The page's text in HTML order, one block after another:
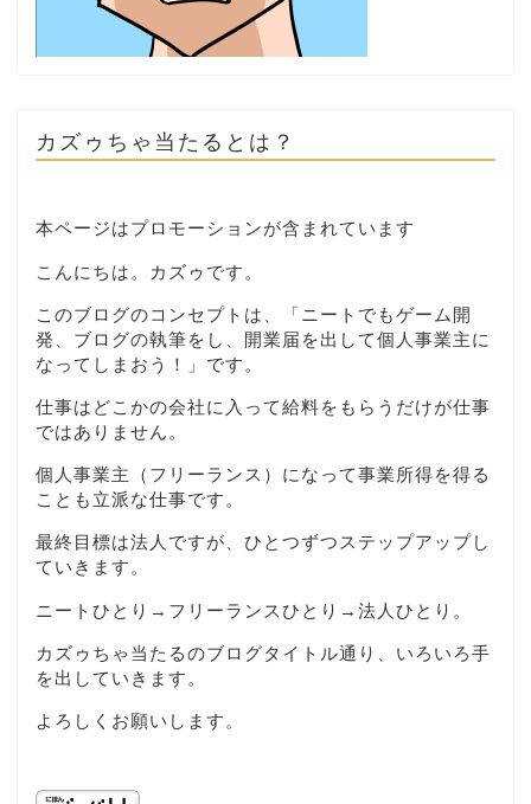
カズゥちゃ当たるとは？
本ページはプロモーションが含まれています
こんにちは。カズゥです。
このブログのコンセプトは、「ニートでもゲーム開
発、ブログの執筆をし、開業届を出して個人事業主に
なってしまおう！」です。
仕事はどこかの会社に入って給料をもらうだけが仕事
ではありません。
個人事業主（フリーランス）になって事業所得を得る
ことも立派な仕事です。
最終目標は法人ですが、ひとつずつステップアップし
ていきます。
ニートひとり→フリーランスひとり→法人ひとり。
カズゥちゃ当たるのブログタイトル通り、いろいろ手
を出していきます。
よろしくお願いします。